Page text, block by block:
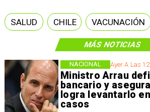
MÁS NOTICIAS
Ayer A Las
Ministro Arrau
bancario y
logra levantarlo
casos
NACIONAL
SALUD CHILE VACUNACIÓN